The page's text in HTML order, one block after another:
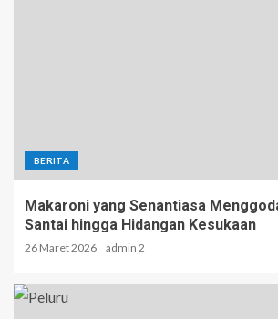
BERITA
Makaroni yang Senantiasa
Santai hingga Hidangan Kesukaan
26 Maret 2026 admin 2